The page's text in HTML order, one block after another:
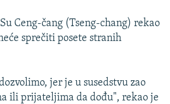
Ceng-čang (Tseng-chang) rekao
sprečiti posete stranih
jer je u susedstvu zao
ili prijateljima da dođu", rekao je